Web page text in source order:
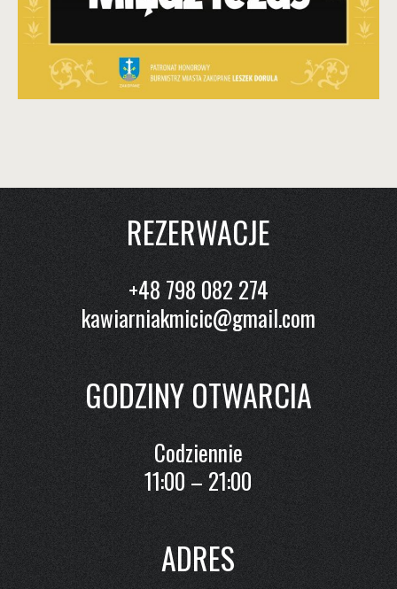
REZERWACJE
+48 798 082 274
kawiarniakmicic@gmail.com
GODZINY OTWARCIA
Codziennie
11:00 – 21:00
ADRES